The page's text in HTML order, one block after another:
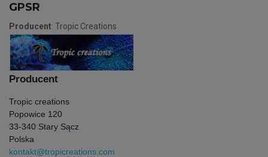
GPSR
Producent: Tropic Creations
Producent
Tropic creations
Popowice 120
33-340 Stary Sącz
Polska
kontakt@tropicreations.com